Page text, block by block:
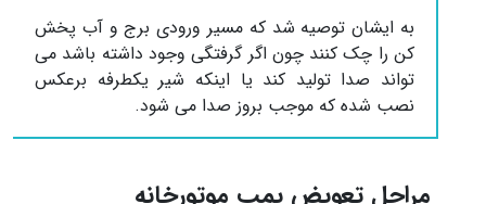
به ایشان توصیه شد که مسیر ورودی برج و آب پخش
کن را چک کنند چون اگر گرفتگی وجود داشته باشد می
تواند صدا تولید کند یا اینکه شیر یکطرفه برعکس
نصب شده که موجب بروز صدا می شود.
مراحل تعویض پمپ موتورخانه